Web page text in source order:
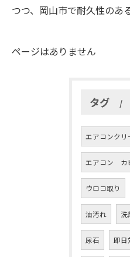
つつ、岡山市で耐久性のあ
ページはありません
タグ
エアコンクリ
エアコン
ウロコ取り
油汚れ 洗
尿石 即日